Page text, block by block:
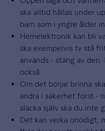
ska alltid hållas under
barn som i yngre ålder
Hemelektronik kan bli
ska exempelvis tv stå
används - stäng av
också.
Om det börjar brinna
andra i säkerhet först -
släcka själv ska du inte
Det kan verka onödigt,